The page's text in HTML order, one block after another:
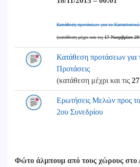
Κατάθεση προτάσεων για το Καταστατικό
(κατάθεση μέχρι και τις17 Νοεμβρίου
Κατάθεση προτάσεων για
Προτάσεις
(κατάθεση μέχρι και τις
Ερωτήσεις Μελών προς
2ου Συνεδρίου
Φώτο άλμπουμ από τους χώρους στο